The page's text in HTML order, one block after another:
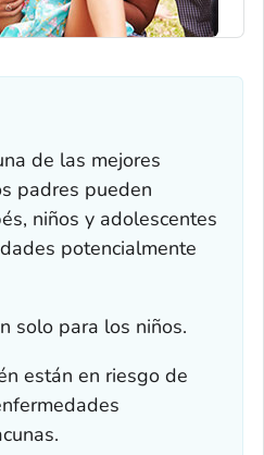
de las mejores
padres pueden
niños y adolescentes
potencialmente
solo para los niños.
están en riesgo de